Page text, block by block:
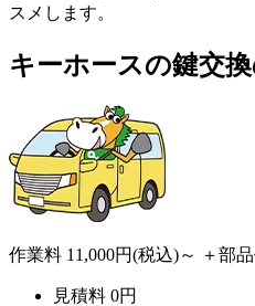
スメします。
キーホースの鍵交
作業料 11,000円(税込)～ ＋部
見積料 0円